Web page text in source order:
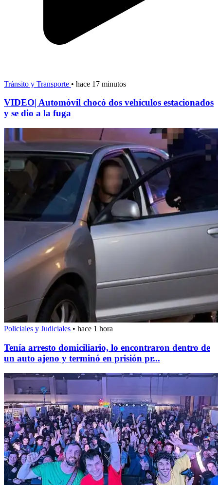
Tránsito y Transporte • hace 17 minutos
VIDEO| Automóvil chocó dos vehículos estacionados
y se dio a la fuga
Policiales y Judiciales • hace 1 hora
Tenía arresto domiciliario, lo encontraron dentro de
un auto ajeno y terminó en prisión pr...